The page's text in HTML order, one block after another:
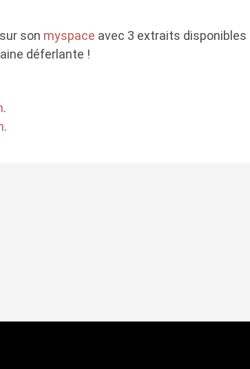
son myspace avec 3 extraits disponibles
déferlante !
.
.